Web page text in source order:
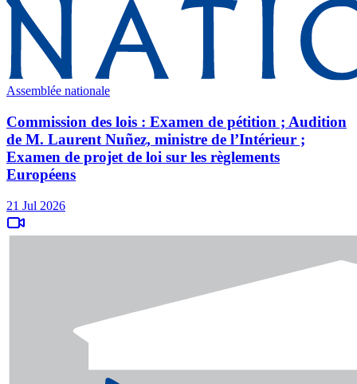
Assemblée nationale
Commission des lois : Examen de pétition ; Audition
de M. Laurent Nuñez, ministre de l’Intérieur ;
Examen de projet de loi sur les règlements
Européens
21 Jul 2026